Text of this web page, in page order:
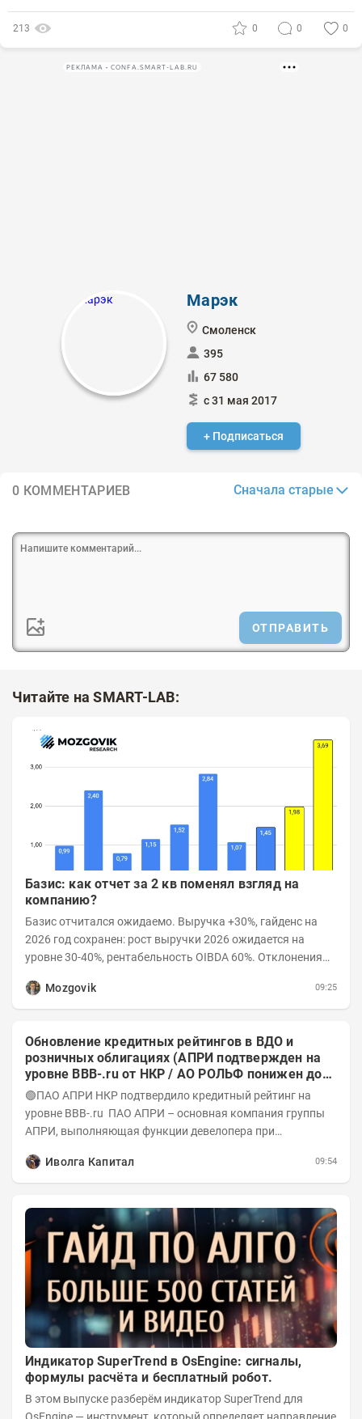
213 0 0 0
РЕКЛАМА • CONFA.SMART-LAB.RU
Марэк
Смоленск
395
67 580
с 31 мая 2017
+ Подписаться
0 КОММЕНТАРИЕВ Сначала старые
ОТПРАВИТЬ
Читайте на SMART-LAB:
Базис: как отчет за 2 кв поменял взгляд на
компанию?
Базис отчитался ожидаемо. Выручка +30%, гайденс на
2026 год сохранен: рост выручки 2026 ожидается на
уровне 30-40%, рентабельность OIBDA 60%. Отклонения
Mozgovik
09:25
Обновление кредитных рейтингов в ВДО и
розничных облигациях (АПРИ подтвержден на
уровне BBB-.ru от НКР / АО РОЛЬФ понижен до
А-(RU) / Элит Строй присвоен на уровне BBB.ru)
🟢ПАО АПРИ НКР подтвердило кредитный рейтинг на
уровне BBB-.ru ПАО АПРИ – основная компания группы
АПРИ, выполняющая функции девелопера при
Иволга Капитал
09:54
Индикатор SuperTrend в OsEngine: сигналы,
формулы расчёта и бесплатный робот.
В этом выпуске разберём индикатор SuperTrend для